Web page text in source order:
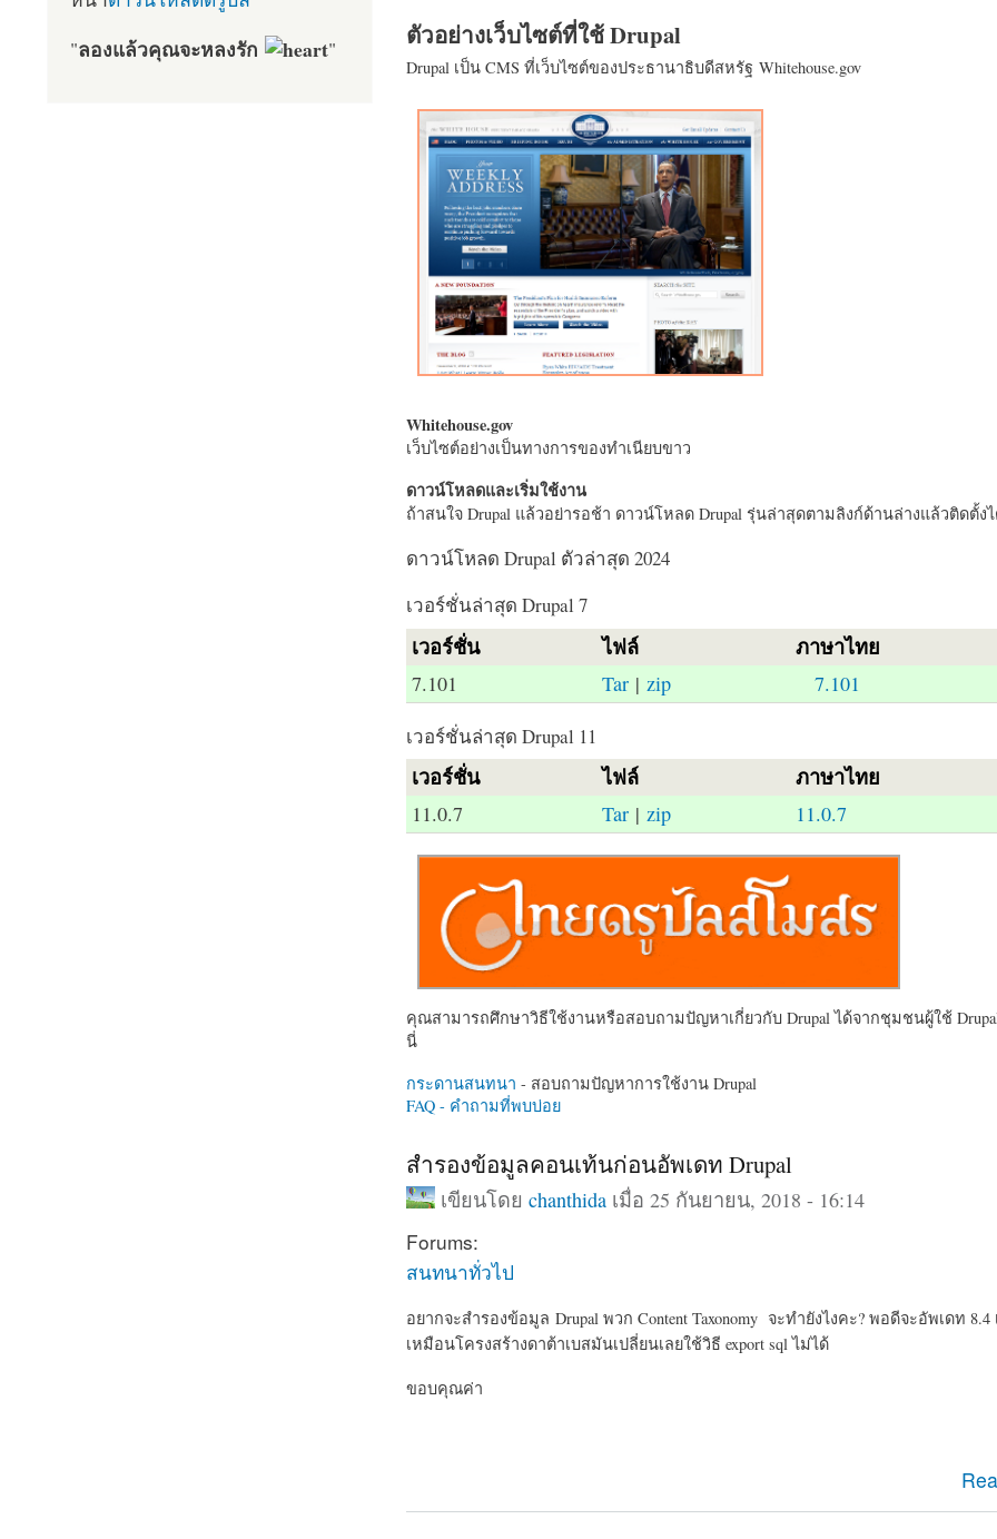
ตัวอย่างเว็บไซต์ที่ใช้ Drupal
Drupal เป็น CMS ที่เว็บไซต์ของประธานาธิบดีสหรัฐ Whitehouse.gov
Whitehouse.gov
เว็บไซต์อย่างเป็นทางการของทำเนียบขาว
ดาวน์โหลดและเริ่มใช้งาน
ถ้าสนใจ Drupal แล้วอย่ารอช้า ดาวน์โหลด Drupal รุ่นล่าสุดตามลิงก์ด้านล่างแล้วติดตั้ง
ดาวน์โหลด Drupal ตัวล่าสุด 2024
เวอร์ชั่นล่าสุด Drupal 7
เวอร์ชั่น ไฟล์ ภาษาไทย
7.101 Tar| zip 7.101
เวอร์ชั่นล่าสุด Drupal 11
เวอร์ชั่น ไฟล์ ภาษาไทย
11.0.7 Tar| zip 11.0.7
คุณสามารถศึกษาวิธีใช้งานหรือสอบถามปัญหาเกี่ยวกับ Drupal ได้จากชุมชนผู้ใช้
นี่
กระดานสนทนา - สอบถามปัญหาการใช้งาน Drupal
FAQ - คำถามที่พบบ่อย
สำรองข้อมูลคอนเท้นก่อนอัพเดท Drupal
เขียนโดยchanthida เมื่อ 25 กันยายน, 2018 - 16:14
Forums:
สนทนาทั่วไป
อยากจะสำรองข้อมูล Drupal พวก Content Taxonomy จะทำยังไงคะ? พอดีจะอัพเดท 8.4
เหมือนโครงสร้างดาต้าเบสมันเปลี่ยนเลยใช้วิธี export sql ไม่ได้
ขอบคุณค่า
"ลองแล้วคุณจะหลงรัก "